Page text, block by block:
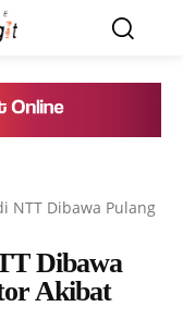
NTT Dibawa Pulang
Dibawa
Akibat